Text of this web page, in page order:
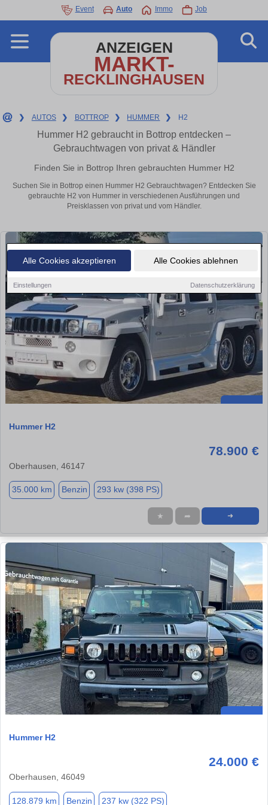
Alle Cookies akzeptieren Alle Cookies ablehnen
Einstellungen Datenschutzerklärung
Event Auto Immo Job
ANZEIGEN
MARKT-
RECKLINGHAUSEN
❯ AUTOS ❯ BOTTROP ❯ HUMMER ❯ H2
Hummer H2 gebraucht in Bottrop entdecken –
Gebrauchtwagen von privat & Händler
Finden Sie in Bottrop Ihren gebrauchten Hummer H2
Suchen Sie in Bottrop einen Hummer H2 Gebrauchtwagen? Entdecken Sie
gebrauchte H2 von Hummer in verschiedenen Ausführungen und
Preisklassen von privat und vom Händler.
Hummer H2
78.900 €
Oberhausen, 46147
35.000 km Benzin 293 kw (398 PS)
★ ➦ ➜
Hummer H2
24.000 €
Oberhausen, 46049
128.879 km Benzin 237 kw (322 PS)